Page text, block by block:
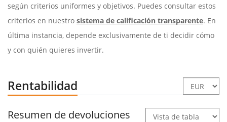
según criterios uniformes y objetivos. Puedes consultar estos
criterios en nuestro sistema de calificación transparente. En
última instancia, depende exclusivamente de ti decidir cómo
y con quién quieres invertir.
Rentabilidad
Resumen de devoluciones